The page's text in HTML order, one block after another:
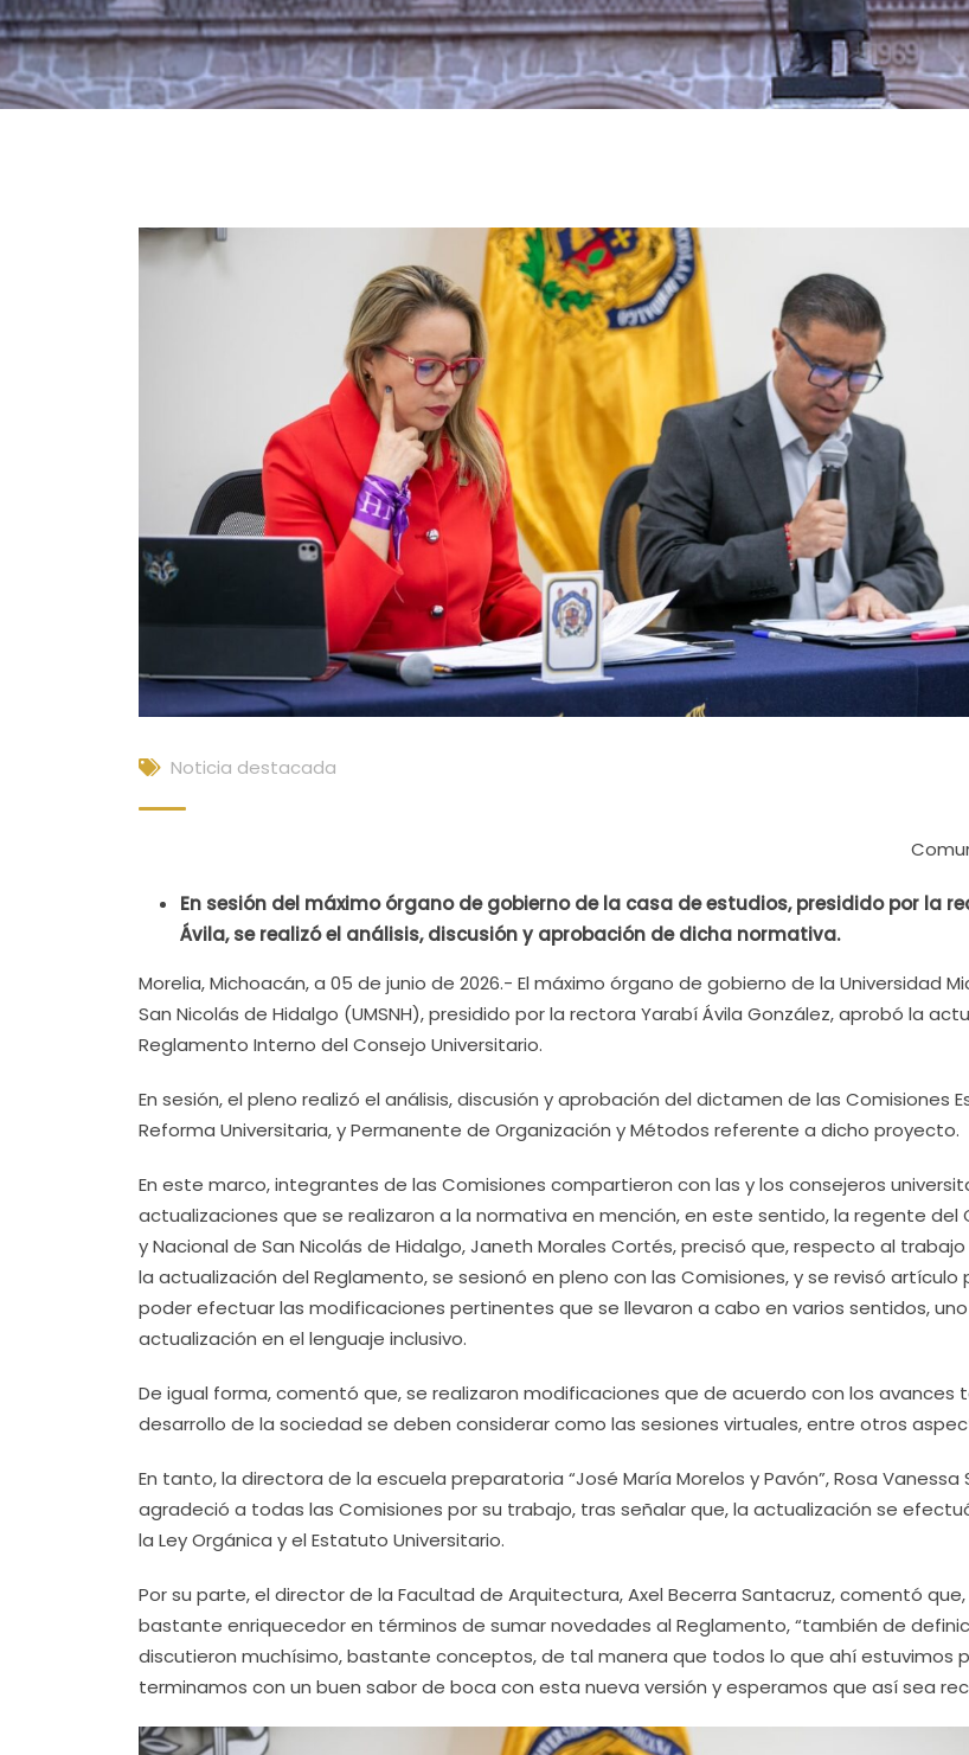
Noticia destacada
En sesión del máximo órgano de gobierno de la casa de estudios, presidido por la
Ávila, se realizó el análisis, discusión y aprobación de dicha normativa.
Morelia, Michoacán, a 05 de junio de 2026.- El máximo órgano de gobierno de la Universidad
San Nicolás de Hidalgo (UMSNH), presidido por la rectora Yarabí Ávila González, aprobó la
Reglamento Interno del Consejo Universitario.
En sesión, el pleno realizó el análisis, discusión y aprobación del dictamen de las Comisiones
Reforma Universitaria, y Permanente de Organización y Métodos referente a dicho proyecto.
En este marco, integrantes de las Comisiones compartieron con las y los consejeros
actualizaciones que se realizaron a la normativa en mención, en este sentido, la regente del
y Nacional de San Nicolás de Hidalgo, Janeth Morales Cortés, precisó que, respecto al
la actualización del Reglamento, se sesionó en pleno con las Comisiones, y se revisó artículo
poder efectuar las modificaciones pertinentes que se llevaron a cabo en varios sentidos,
actualización en el lenguaje inclusivo.
De igual forma, comentó que, se realizaron modificaciones que de acuerdo con los avances
desarrollo de la sociedad se deben considerar como las sesiones virtuales, entre otros
En tanto, la directora de la escuela preparatoria “José María Morelos y Pavón”, Rosa Vanessa
agradeció a todas las Comisiones por su trabajo, tras señalar que, la actualización se
la Ley Orgánica y el Estatuto Universitario.
Por su parte, el director de la Facultad de Arquitectura, Axel Becerra Santacruz, comentó
bastante enriquecedor en términos de sumar novedades al Reglamento, “también de
discutieron muchísimo, bastante conceptos, de tal manera que todos lo que ahí estuvimos
terminamos con un buen sabor de boca con esta nueva versión y esperamos que así sea